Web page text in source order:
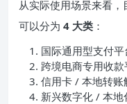
从实际使用场景来看
可以分为 4 大类 ：
国际通用型支付平
跨境电商专用收款
信用卡 / 本地转账
新兴数字化 / 本地